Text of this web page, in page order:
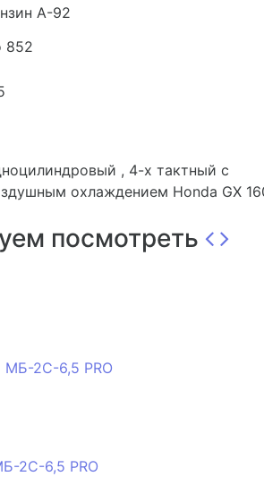
А-92
852
, 4-х тактный с
охлаждением Honda GX
посмотреть
2С-6,5 PRO